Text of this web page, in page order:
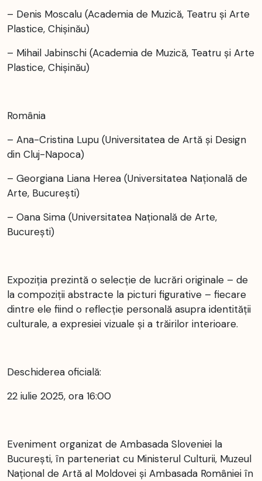
– Denis Moscalu (Academia de Muzică, Teatru și Arte
Plastice, Chișinău)
– Mihail Jabinschi (Academia de Muzică, Teatru și Arte
Plastice, Chișinău)
România
– Ana-Cristina Lupu (Universitatea de Artă și Design
din Cluj-Napoca)
– Georgiana Liana Herea (Universitatea Națională de
Arte, București)
– Oana Sima (Universitatea Națională de Arte,
București)
Expoziția prezintă o selecție de lucrări originale – de
la compoziții abstracte la picturi figurative – fiecare
dintre ele fiind o reflecție personală asupra identității
culturale, a expresiei vizuale și a trăirilor interioare.
Deschiderea oficială:
22 iulie 2025, ora 16:00
Eveniment organizat de Ambasada Sloveniei la
București, în parteneriat cu Ministerul Culturii, Muzeul
Național de Artă al Moldovei și Ambasada României în